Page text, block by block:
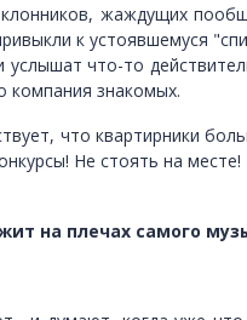
жаждущих
к устоявшемуся
что-то
компания знакомых.
что квартирники
Не стоять на
на плечах самого